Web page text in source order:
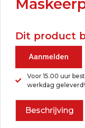
Dit product
Aanmelden
Voor 15.00 uur
werkdag geleverd!
Beschrijving